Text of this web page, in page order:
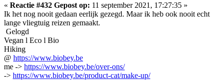
« Reactie #432 Gepost op: 11 september 2021, 17:27:35 »
Ik het nog nooit gedaan eerlijk gezegd. Maar ik heb ook nooit echt
lange vliegtuig reizen gemaakt.
Gelogd
Vegan l Eco l Bio
Hiking
@ https://www.biobey.be
me -> https://www.biobey.be/over-ons/
-> https://www.biobey.be/product-cat/make-up/